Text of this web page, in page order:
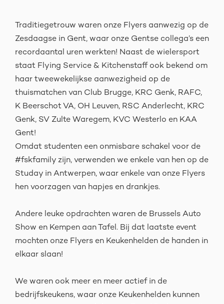
Traditiegetrouw waren onze Flyers aanwezig op de
Zesdaagse in Gent, waar onze Gentse collega’s een
recordaantal uren werkten! Naast de wielersport
staat Flying Service & Kitchenstaff ook bekend om
haar tweewekelijkse aanwezigheid op de
thuismatchen van Club Brugge, KRC Genk, RAFC,
K Beerschot VA, OH Leuven, RSC Anderlecht, KRC
Genk, SV Zulte Waregem, KVC Westerlo en KAA
Gent!
Omdat studenten een onmisbare schakel voor de
#fskfamily zijn, verwenden we enkele van hen op de
Studay in Antwerpen, waar enkele van onze Flyers
hen voorzagen van hapjes en drankjes.
Andere leuke opdrachten waren de Brussels Auto
Show en Kempen aan Tafel. Bij dat laatste event
mochten onze Flyers en Keukenhelden de handen in
elkaar slaan!
We waren ook meer en meer actief in de
bedrijfskeukens, waar onze Keukenhelden kunnen